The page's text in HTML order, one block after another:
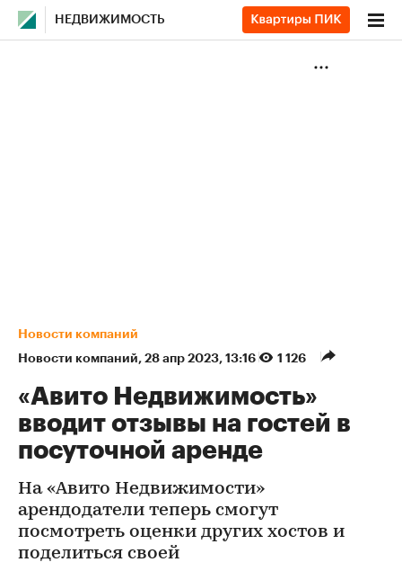
НЕДВИЖИМОСТЬ
Новости компаний
Новости компаний⁠, 28 апр 2023, 13:16 1 126
«Авито Недвижимость»
вводит отзывы на гостей в
посуточной аренде
На «Авито Недвижимости»
арендодатели теперь смогут
посмотреть оценки других хостов и
поделиться своей